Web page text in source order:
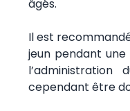
âgés.
Il est
jeun pendant une
l’administration
cependant être